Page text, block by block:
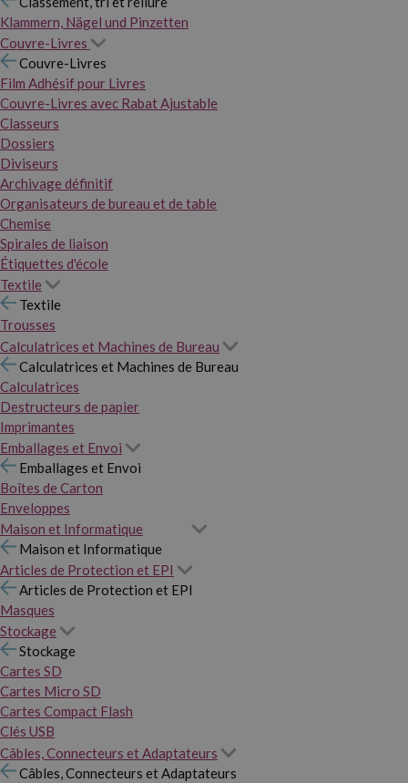
Klammern, Nägel und Pinzetten
Couvre-Livres
Couvre-Livres
Film Adhésif pour Livres
Couvre-Livres avec Rabat Ajustable
Classeurs
Dossiers
Diviseurs
Archivage définitif
Organisateurs de bureau et de table
Chemise
Spirales de liaison
Étiquettes d'école
Textile
Textile
Trousses
Calculatrices et Machines de Bureau
Calculatrices et Machines de Bureau
Calculatrices
Destructeurs de papier
Imprimantes
Emballages et Envoi
Emballages et Envoi
Boîtes de Carton
Enveloppes
Maison et Informatique
Maison et Informatique
Articles de Protection et EPI
Articles de Protection et EPI
Masques
Stockage
Stockage
Cartes SD
Cartes Micro SD
Cartes Compact Flash
Clés USB
Câbles, Connecteurs et Adaptateurs
Câbles, Connecteurs et Adaptateurs